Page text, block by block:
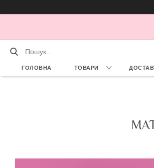
ГОЛОВНА ТОВАРИ